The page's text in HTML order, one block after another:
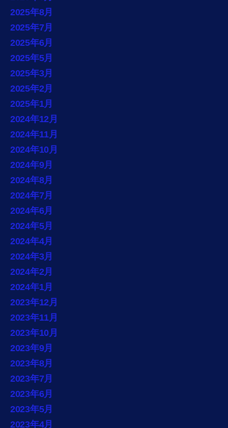
2025年8月
2025年7月
2025年6月
2025年5月
2025年3月
2025年2月
2025年1月
2024年12月
2024年11月
2024年10月
2024年9月
2024年8月
2024年7月
2024年6月
2024年5月
2024年4月
2024年3月
2024年2月
2024年1月
2023年12月
2023年11月
2023年10月
2023年9月
2023年8月
2023年7月
2023年6月
2023年5月
2023年4月